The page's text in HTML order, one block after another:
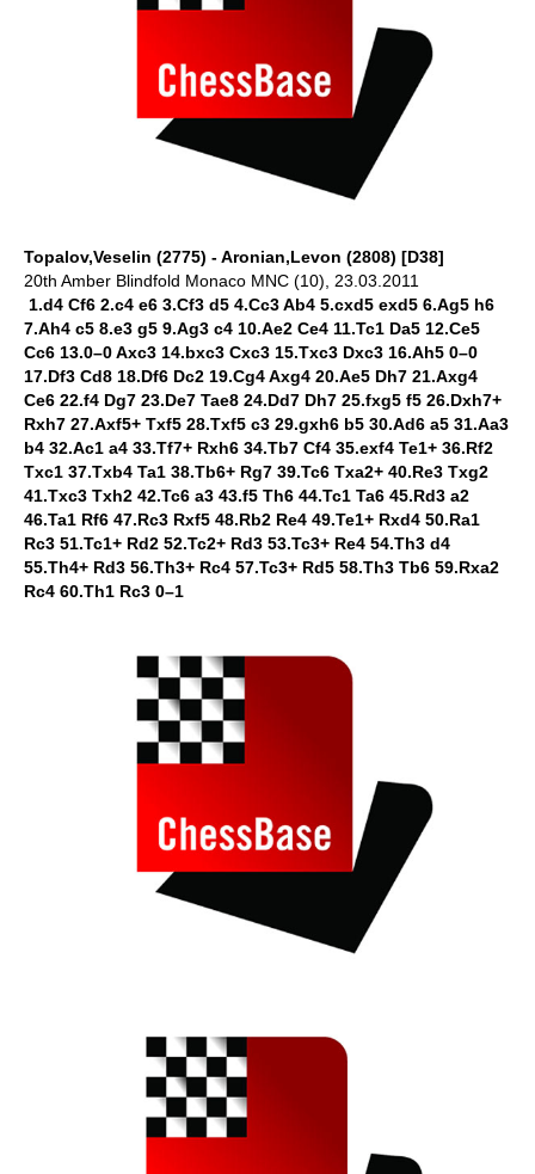
Topalov,Veselin (2775) - Aronian,Levon (2808) [D38]
20th Amber Blindfold Monaco MNC (10), 23.03.2011
1.d4 Cf6 2.c4 e6 3.Cf3 d5 4.Cc3 Ab4 5.cxd5 exd5 6.Ag5 h6
7.Ah4 c5 8.e3 g5 9.Ag3 c4 10.Ae2 Ce4 11.Tc1 Da5 12.Ce5
Cc6 13.0–0 Axc3 14.bxc3 Cxc3 15.Txc3 Dxc3 16.Ah5 0–0
17.Df3 Cd8 18.Df6 Dc2 19.Cg4 Axg4 20.Ae5 Dh7 21.Axg4
Ce6 22.f4 Dg7 23.De7 Tae8 24.Dd7 Dh7 25.fxg5 f5 26.Dxh7+
Rxh7 27.Axf5+ Txf5 28.Txf5 c3 29.gxh6 b5 30.Ad6 a5 31.Aa3
b4 32.Ac1 a4 33.Tf7+ Rxh6 34.Tb7 Cf4 35.exf4 Te1+ 36.Rf2
Txc1 37.Txb4 Ta1 38.Tb6+ Rg7 39.Tc6 Txa2+ 40.Re3 Txg2
41.Txc3 Txh2 42.Tc6 a3 43.f5 Th6 44.Tc1 Ta6 45.Rd3 a2
46.Ta1 Rf6 47.Rc3 Rxf5 48.Rb2 Re4 49.Te1+ Rxd4 50.Ra1
Rc3 51.Tc1+ Rd2 52.Tc2+ Rd3 53.Tc3+ Re4 54.Th3 d4
55.Th4+ Rd3 56.Th3+ Rc4 57.Tc3+ Rd5 58.Th3 Tb6 59.Rxa2
Rc4 60.Th1 Rc3 0–1